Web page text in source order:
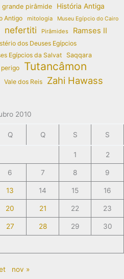
grande pirâmide
História Antiga
Antigo mitologia Museu Egípcio do Cairo
nefertiti Pirâmides Ramses II
dos Deuses Egípcios
Egípcios da Salvat
Saqqara
Tutancâmon
Vale dos Reis Zahi Hawass
2010
Q Q S S
1 2
6 7 8 9
13 14 15 16
20 21 22 23
27 28 29 30
nov »